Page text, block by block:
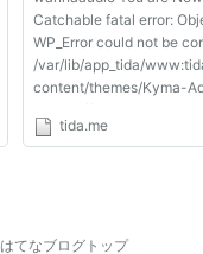
Catchable fatal error:
WP_Error could not be
/var/lib/app_tida/
content/themes/Kyma-
tida.me
はてなブログトップ